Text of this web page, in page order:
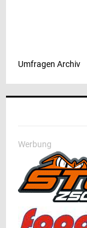
Umfragen Archiv
Werbung